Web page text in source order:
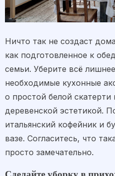
Ничто так не создаст
как подготовленное к
семьи. Уберите всё
необходимые кухонные
о простой белой скатерти
деревенской эстетикой.
итальянский кофейник и
вазе. Согласитесь, что
просто замечательно.